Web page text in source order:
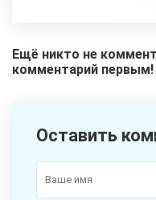
Ещё никто не
комментарий первым!
Оставить